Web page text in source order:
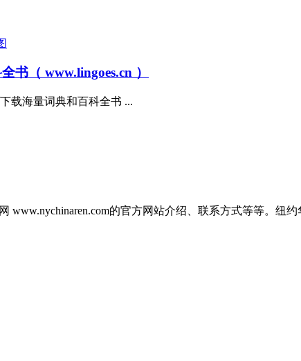
书（ www.lingoes.cn ）
载海量词典和百科全书 ...
www.nychinaren.com的官方网站介绍、联系方式等等。纽